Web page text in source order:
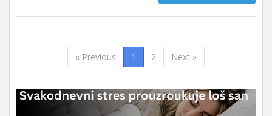
« Previous 1 2 Next »